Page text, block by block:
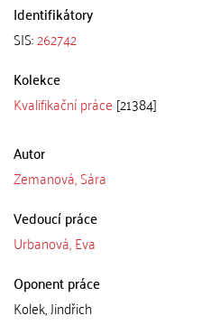
Identifikátory
SIS:262742
Kolekce
Kvalifikační práce [21384]
Autor
Zemanová, Sára
Vedoucí práce
Urbanová, Eva
Oponent práce
Kolek, Jindřich